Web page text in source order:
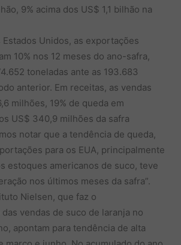
9% acima dos US$ 1,1 bilhão na
Estados Unidos, as exportações
10% nos 12 meses do ano-safra,
toneladas ante as 193.683
anterior. Em receitas, as vendas
milhões, 19% de queda em
US$ 340,9 milhões da safra
notar que a tendência de queda,
para os EUA, principalmente
estoques americanos de suco, teve
nos últimos meses da safra”.
Nielsen, que faz o
vendas de suco de laranja no
apontam para tendência de alta